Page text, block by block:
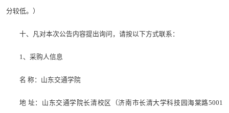
分较低。）
十、凡对本次公告内容提出询问，请按以下方式联系：
1、采购人信息
名 称：山东交通学院
地 址：山东交通学院长清校区（济南市长清大学科技园海棠路5001